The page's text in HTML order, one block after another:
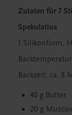
Zutaten für 7
Spekulatius
1 Silikonform,
Backzeit: ca. 8
40 g Butter
20 g